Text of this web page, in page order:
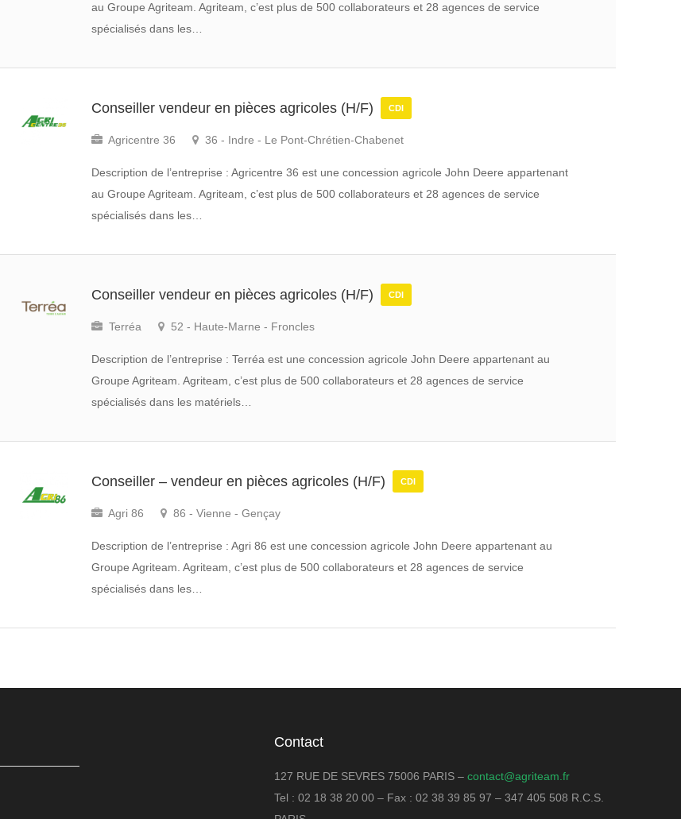
au Groupe Agriteam. Agriteam, c’est plus de 500 collaborateurs et 28 agences de service
spécialisés dans les…
Conseiller vendeur en pièces agricoles (H/F) CDI
Agricentre 36 36 - Indre - Le Pont-Chrétien-Chabenet
Description de l’entreprise : Agricentre 36 est une concession agricole John Deere appartenant
au Groupe Agriteam. Agriteam, c’est plus de 500 collaborateurs et 28 agences de service
spécialisés dans les…
Conseiller vendeur en pièces agricoles (H/F) CDI
Terréa 52 - Haute-Marne - Froncles
Description de l’entreprise : Terréa est une concession agricole John Deere appartenant au
Groupe Agriteam. Agriteam, c’est plus de 500 collaborateurs et 28 agences de service
spécialisés dans les matériels…
Conseiller – vendeur en pièces agricoles (H/F) CDI
Agri 86 86 - Vienne - Gençay
Description de l’entreprise : Agri 86 est une concession agricole John Deere appartenant au
Groupe Agriteam. Agriteam, c’est plus de 500 collaborateurs et 28 agences de service
spécialisés dans les…
Contact
127 RUE DE SEVRES 75006 PARIS – contact@agriteam.fr
Tel : 02 18 38 20 00 – Fax : 02 38 39 85 97 – 347 405 508 R.C.S.